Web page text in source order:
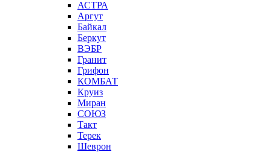
АСТРА
Аргут
Байкал
Беркут
ВЭБР
Гранит
Грифон
КОМБАТ
Круиз
Миран
СОЮЗ
Такт
Терек
Шеврон